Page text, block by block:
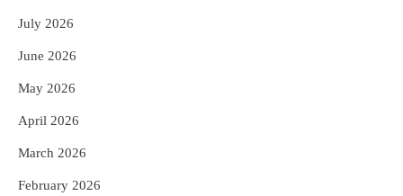
5
July 2026
June 2026
May 2026
April 2026
March 2026
February 2026